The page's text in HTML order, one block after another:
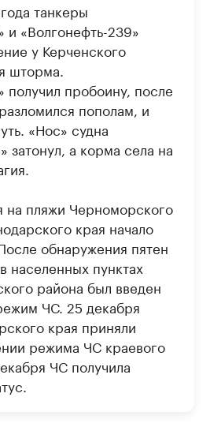
танкеры
и «Волгонефть-239»
у Керченского
шторма.
получил пробоину, после
пополам, и
«Нос» судна
затонул, а корма села на
на пляжи Черноморского
края начало
обнаружения пятен
населенных пунктах
района был введен
ЧС. 25 декабря
края приняли
режима ЧС краевого
ЧС получила